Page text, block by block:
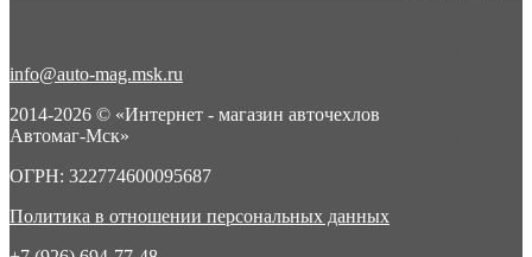
info@auto-mag.msk.ru
2014-2026 © «Интернет - магазин авточехлов
Автомаг-Мск»
ОГРН: 322774600095687
Политика в отношении персональных данных